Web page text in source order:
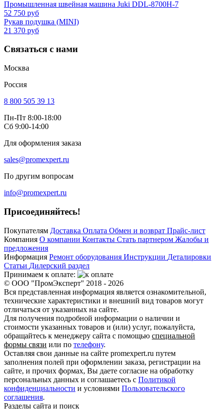
Промышленная швейная машина Juki DDL-8700H-7
52 750 руб
Рукав подушка (MINI)
21 370 руб
Связаться с нами
Москва
Россия
8 800 505 39 13
Пн-Пт 8:00-18:00
Сб 9:00-14:00
Для оформления заказа
sales@promexpert.ru
По другим вопросам
info@promexpert.ru
Присоединяйтесь!
Покупателям Доставка Оплата Обмен и возврат Прайс-лист
Компания О компании Контакты Стать партнером Жалобы и
предложения
Информация Ремонт оборудования Инструкции Деталировки
Статьи Дилерский раздел
Принимаем к оплате:
© ООО "ПромЭксперт" 2018 - 2026
Вся представленная информация является ознакомительной,
технические характеристики и внешний вид товаров могут
отличаться от указанных на сайте.
Для получения подробной информации о наличии и
стоимости указанных товаров и (или) услуг, пожалуйста,
обращайтесь к менеджеру сайта с помощью специальной
формы связи или по телефону.
Оставляя свои данные на сайте promexpert.ru путем
заполнения полей при оформлении заказа, регистрации на
сайте, и прочих формах, Вы даете согласие на обработку
персональных данных и соглашаетесь с Политикой
конфиденциальности и условиями Пользовательского
соглашения.
Разделы сайта и поиск